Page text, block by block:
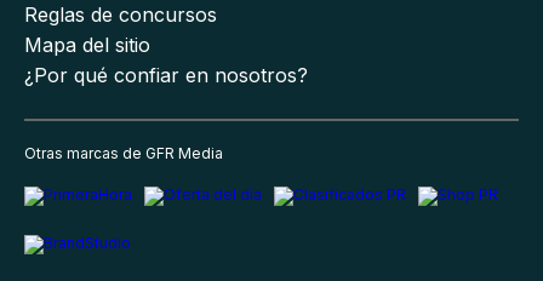
Reglas de concursos
Mapa del sitio
¿Por qué confiar en nosotros?
Otras marcas de GFR Media